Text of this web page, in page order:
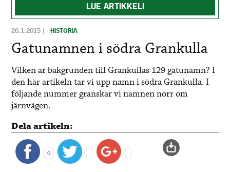
LUE ARTIKKELI
20.1.2015 |- HISTORIA
Gatunamnen i södra Grankulla
Vilken är bakgrunden till Grankullas 129 gatunamn? I
den här artikeln tar vi upp namn i södra Grankulla. I
följande nummer granskar vi namnen norr om
järnvägen.
Dela artikeln:
0